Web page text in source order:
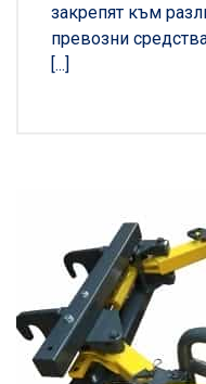
закрепят към
превозни
[...]